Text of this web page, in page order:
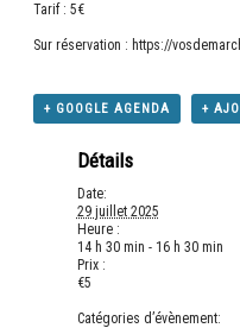
Tarif : 5€
Sur réservation : https://
+ GOOGLE AGENDA +
Détails
Date:
29 juillet 2025
Heure :
14 h 30 min - 16 h 30 min
Prix :
€5
Catégories d’évènement: